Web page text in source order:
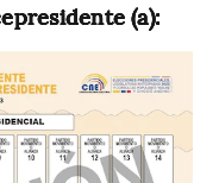
(a):